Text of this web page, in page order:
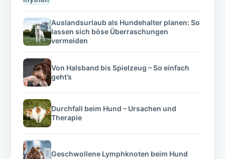
Auslandsurlaub als Hundehalter planen: So
lassen sich böse Überraschungen
vermeiden
Von Halsband bis Spielzeug – So einfach
geht’s
Durchfall beim Hund – Ursachen und
Therapie
Geschwollene Lymphknoten beim Hund